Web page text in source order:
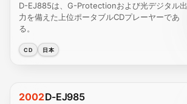
D-EJ885は、G-Protectionおよび光デジタル出
力を備えた上位ポータブルCDプレーヤーであ
る。
CD 日本
2002D-EJ985